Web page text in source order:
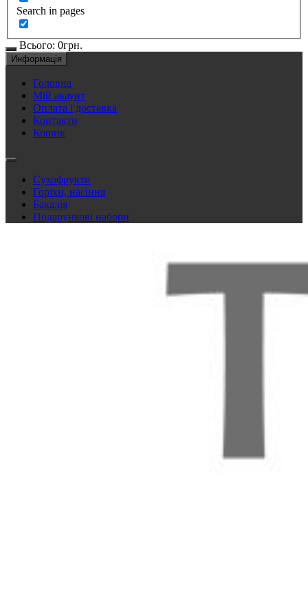
Search in pages
Всього: 0грн.
Информація
Головна
Мій акаунт
Оплата і доставка
Контакти
Кошик
Сухофрукти
Горіхи, насіння
Бакалія
Подарункові набори